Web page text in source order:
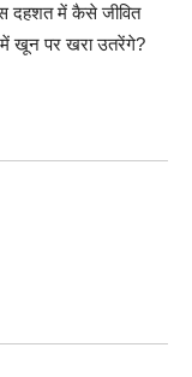
दहशत में कैसे जीवित
में खून पर खरा उतरेंगे?